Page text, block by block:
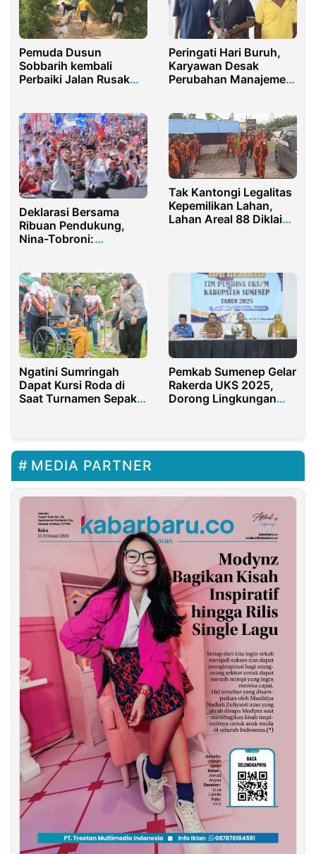
Pemuda Dusun
Sobbarih kembali
Perbaiki Jalan Rusak
Peringati Hari Buruh,
Karyawan Desak
Perubahan Manajemen
dan IKS Seget
Deklarasi Bersama
Ribuan Pendukung,
Nina-Tobroni:
Tak Kantongi Legalitas
Kepemilikan Lahan,
Lahan Areal 88 Diklaim
Ngatini Sumringah
Dapat Kursi Roda di
Saat Turnamen Sepak
Pemkab Sumenep Gelar
Rakerda UKS 2025,
Dorong Lingkungan
MEDIA PARTNER